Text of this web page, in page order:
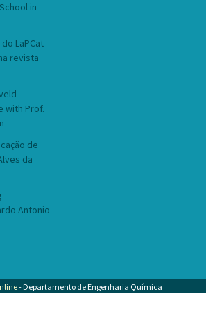
in
LaPCat
revista
with Prof.
de
da
Antonio
- Departamento de Engenharia Química